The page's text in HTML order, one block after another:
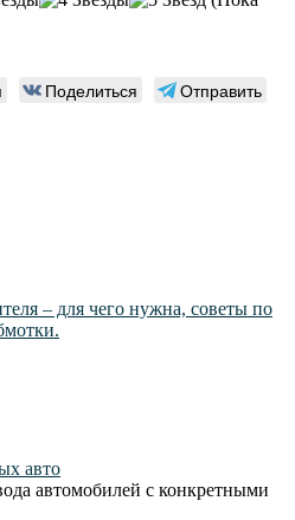
Поделиться
Отправить
– для чего нужна, советы по
авто